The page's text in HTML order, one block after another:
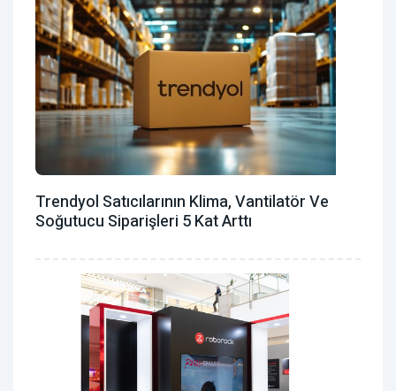
Trendyol Satıcılarının Klima, Vantilatör ‎ve
Soğutucu Siparişleri 5 Kat Arttı